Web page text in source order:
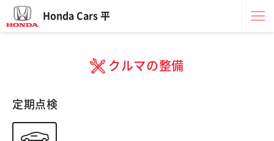
Honda Cars 平
クルマの整備
定期点検